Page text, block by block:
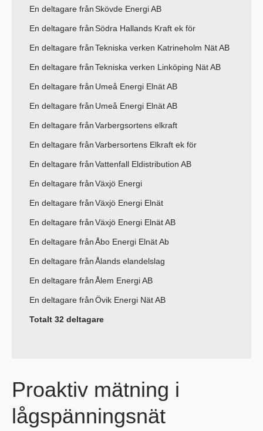
En deltagare från Skövde Energi AB
En deltagare från Södra Hallands Kraft ek för
En deltagare från Tekniska verken Katrineholm Nät AB
En deltagare från Tekniska verken Linköping Nät AB
En deltagare från Umeå Energi Elnät AB
En deltagare från Umeå Energi Elnät AB
En deltagare från Varbergsortens elkraft
En deltagare från Varbersortens Elkraft ek för
En deltagare från Vattenfall Eldistribution AB
En deltagare från Växjö Energi
En deltagare från Växjö Energi Elnät
En deltagare från Växjö Energi Elnät AB
En deltagare från Åbo Energi Elnät Ab
En deltagare från Ålands elandelslag
En deltagare från Ålem Energi AB
En deltagare från Övik Energi Nät AB
Totalt 32 deltagare
Proaktiv mätning i
lågspänningsnät